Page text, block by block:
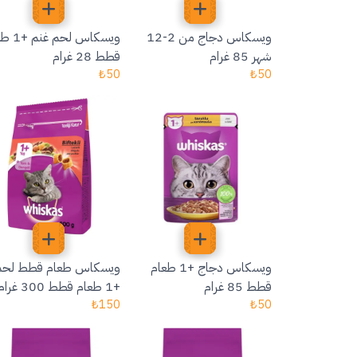
ويسكاس دجاج من 2-12
شهر 85 غرام
50
₺
قطط 28 غرام
50
₺
ويسكاس دجاج +1 طعام
قطط 85 غرام
50
₺
ويسكاس طعام قطط
+1 طعام قطط 300 غرام
150
₺